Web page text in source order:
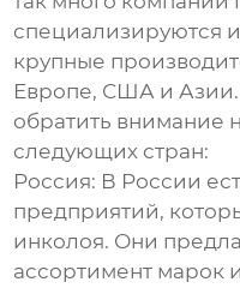
специализируются
крупные
Европе, США и Азии.
обратить внимание
следующих стран:
Россия: В России
предприятий,
инколоя. Они
ассортимент марок